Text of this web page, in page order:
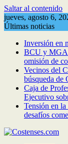
Saltar al contenido
jueves, agosto 6,
Últimas noticias
Inversión en
BCU y
omisión de
Vecinos del
búsqueda de
Caja de
Ejecutivo
Tensión en
desafíos